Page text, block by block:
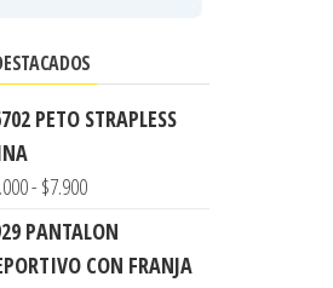
PETO STRAPLESS
- $7.900Rango
de
precios:
PANTALON
CON FRANJA